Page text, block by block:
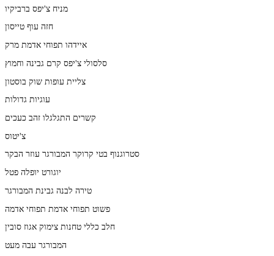
מניח צ'יפס ברביקיו
חזה עוף טייסון
איידהו תפוחי אדמת מרק
סלסולי צ'יפס קרם גבינה וחמוץ
צליית עופות שוק בוסטון
עוגיות גדולות
קשרים התגלגלו זהב כעכים
צ'יטוס
סטרוגנוף בטי קרוקר המבורגר עוזר הבקר
יוגורט יופלה פטל
טירה לבנה גבינת המבורגר
פשוט תפוחי אדמת תפוחי אדמה
חלב כללי טחנות צימוק אגוז סובין
המבורגר עבה מעט